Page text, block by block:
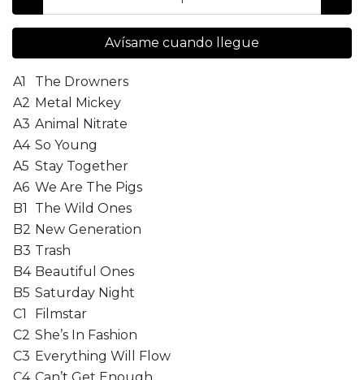
Avísame cuando llegue
A1
The Drowners
A2 Metal Mickey
A3 Animal Nitrate
A4 So Young
A5 Stay Together
A6 We Are The Pigs
B1
The Wild Ones
B2 New Generation
B3 Trash
B4 Beautiful Ones
B5 Saturday Night
C1
Filmstar
C2 She’s In Fashion
C3 Everything Will Flow
C4 Can’t Get Enough